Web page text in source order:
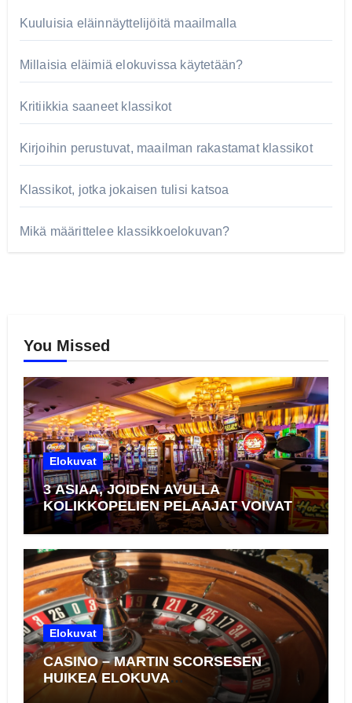
Kuuluisia eläinnäyttelijöitä maailmalla
Millaisia eläimiä elokuvissa käytetään?
Kritiikkia saaneet klassikot
Kirjoihin perustuvat, maailman rakastamat klassikot
Klassikot, jotka jokaisen tulisi katsoa
Mikä määrittelee klassikkoelokuvan?
You Missed
Elokuvat
3 ASIAA, JOIDEN AVULLA
KOLIKKOPELIEN PELAAJAT VOIVAT
NOSTAA STRATEGIANSA UUDELLE
TASOLLE
Elokuvat
CASINO – MARTIN SCORSESEN
HUIKEA ELOKUVA
KASINOMAAILMASTA